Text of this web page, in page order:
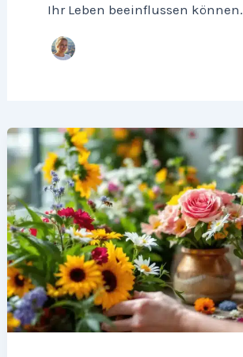
Ihr Leben beeinflussen können.